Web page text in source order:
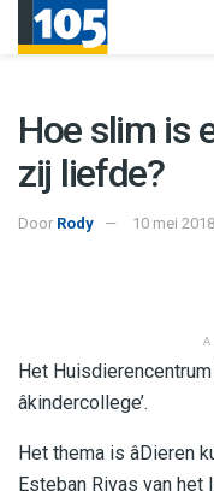
Hoe slim is
zij liefde?
Door Rody 10 mei
Het
âkindercollege’.
Het thema is âDieren
Esteban Rivas van